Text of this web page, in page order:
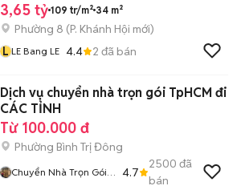
3,65 tỷ 109 tr/m² 34 m²
Phường 8 (P. Khánh Hội mới)
L LE Bang LE 4.4 2 đã bán
Dịch vụ chuyển nhà trọn gói TpHCM đi
CÁC TỈNH
Từ 100.000 đ
Phường Bình Trị Đông
Chuyển Nhà Trọn Gói
4.7
2500 đã
bán